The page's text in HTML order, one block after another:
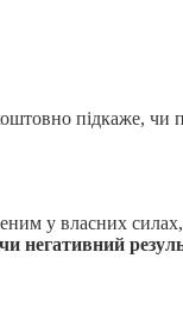
підкаже, чи
у власних
негативний